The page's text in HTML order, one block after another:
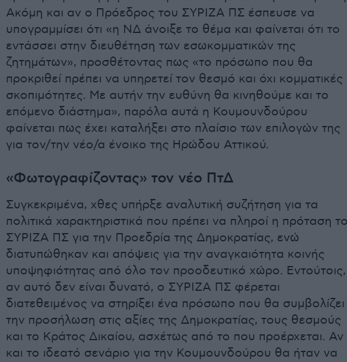
Ακόμη και αν ο Πρόεδρος του ΣΥΡΙΖΑ ΠΣ έσπευσε να
υπογραμμίσει ότι «η ΝΔ άνοιξε το θέμα και φαίνεται ότι το
εντάσσει στην διευθέτηση των εσωκομματικών της
ζητημάτων», προσθέτοντας πως «το πρόσωπο που θα
προκριθεί πρέπει να υπηρετεί τον θεσμό και όχι κομματικές
σκοπιμότητες. Με αυτήν την ευθύνη θα κινηθούμε και το
επόμενο διάστημα», παρόλα αυτά η Κουμουνδούρου
φαίνεται πως έχει καταλήξει στο πλαίσιο των επιλογών της
για τον/την νέο/α ένοικο της Ηρώδου Αττικού.
«Φωτογραφίζοντας» τον νέο ΠτΔ
Συγκεκριμένα, χθες υπήρξε αναλυτική συζήτηση για τα
πολιτικά χαρακτηριστικά που πρέπει να πληροί η πρόταση
ΣΥΡΙΖΑ ΠΣ για την Προεδρία της Δημοκρατίας, ενώ
διατυπώθηκαν και απόψεις για την αναγκαιότητα κοινής
υποψηφιότητας από όλο τον προοδευτικό χώρο. Εντούτοις,
αν αυτό δεν είναι δυνατό, ο ΣΥΡΙΖΑ ΠΣ φέρεται
διατεθειμένος να στηρίξει ένα πρόσωπο που θα συμβολίζει
την προσήλωση στις αξίες της Δημοκρατίας, τους θεσμούς
και το Κράτος Δικαίου, ασχέτως από το που προέρχεται. Αν
και το ιδεατό σενάριο για την Κουμουνδούρου θα ήταν να